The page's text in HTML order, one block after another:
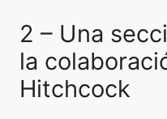
2 – Una
la
Hitchcock